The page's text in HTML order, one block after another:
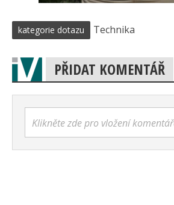
kategorie dotazu Technika
PŘIDAT KOMENTÁŘ
Klikněte zde pro vložení